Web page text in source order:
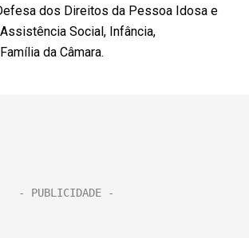
dos Direitos da Pessoa Idosa e
Social, Infância,
da Câmara.